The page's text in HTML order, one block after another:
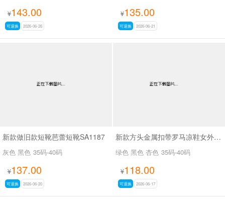
¥143.00
可退换 2026-06-26
¥135.00
可退换 2026-06-21
新款做旧款短靴芭蕾短靴SA1187
灰色 黑色 35码-40码
¥137.00
可退换 2026-06-20
新款方头金属扣带罗马凉鞋女外穿平底内增高凉鞋SA2652-1
绿色 黑色 杏色 35码-40码
¥118.00
可退换 2026-06-17